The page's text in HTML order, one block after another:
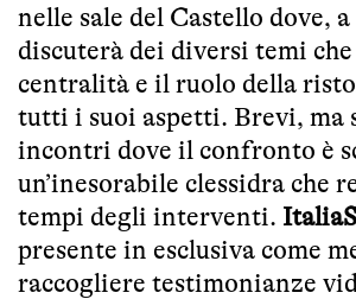
nelle sale del Castello dove,
discuterà dei diversi temi
centralità e il ruolo della
tutti i suoi aspetti. Brevi,
incontri dove il confronto è
un’inesorabile clessidra che
tempi degli interventi.
presente in esclusiva come
raccogliere testimonianze